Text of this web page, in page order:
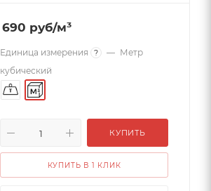
690 руб/м³
Единица измерения ? — Метр
кубический
КУПИТЬ
КУПИТЬ В 1 КЛИК